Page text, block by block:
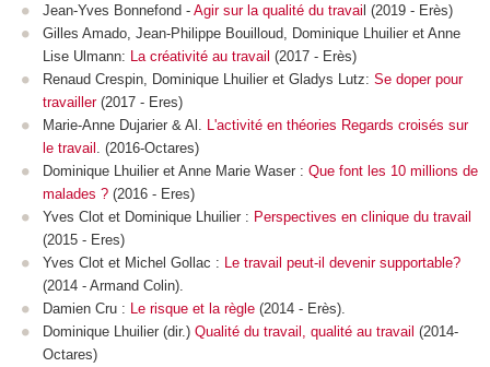
Jean-Yves Bonnefond - Agir sur la qualité du travai l (2019 - Erès)
Gilles Amado, Jean-Philippe Bouilloud, Dominique Lhuilier et Anne
Lise Ulmann:
La créativité au travail (2017 - Erès)
Renaud Crespin, Dominique Lhuilier et Gladys Lutz: Se doper pour
travailler (2017 - Eres)
Marie-Anne Dujarier & Al.
L'activité en théories Regards croisés sur
le travail
. (2016-Octares)
Dominique Lhuilier et Anne Marie Waser : Que font les 10 millions de
malades ? (2016 - Eres)
Yves Clot et Dominique Lhuilier : Perspectives en clinique du travail
(2015 - Eres)
Yves Clot et Michel Gollac :
Le travail peut-il devenir supportable?
(2014 - Armand Colin).
Damien Cru :
Le risque et la règle (2014 - Erès).
Dominique Lhuilier (dir.) Qualité du travail, qualité au travail (2014-
Octares)